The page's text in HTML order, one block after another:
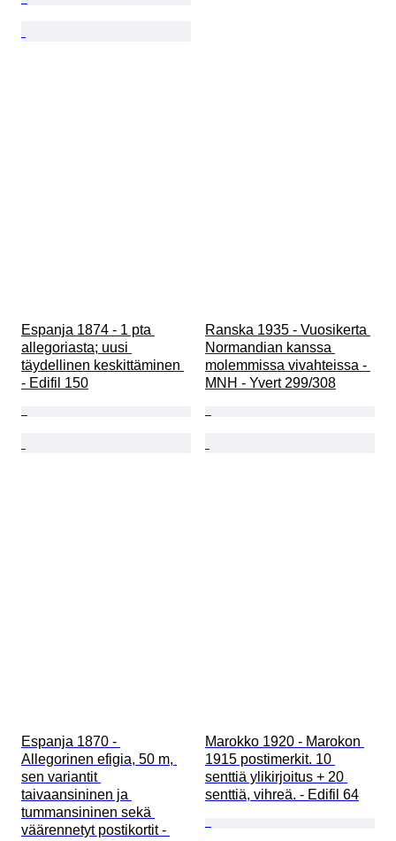
Espanja 1874 - 1 pta
allegoriasta; uusi
täydellinen keskittäminen
- Edifil 150
Ranska 1935 - Vuosikerta
Normandian kanssa
molemmissa vivahteissa -
MNH - Yvert 299/308
Espanja 1870 -
Allegorinen efigia, 50 m,
sen variantit
taivaansininen ja
tummansininen sekä
väärennetyt postikortit -
Marokko 1920 - Marokon
1915 postimerkit. 10
senttiä ylikirjoitus + 20
senttiä, vihreä. - Edifil 64